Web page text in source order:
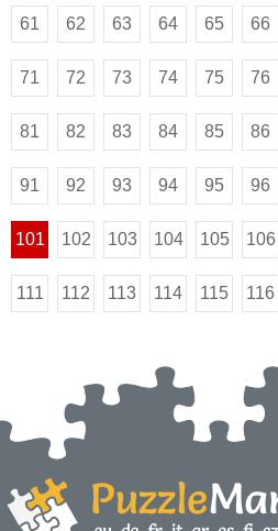
61 62 63 64 65 66
71 72 73 74 75 76
81 82 83 84 85 86
91 92 93 94 95 96
101 102 103 104 105 106
111 112 113 114 115 116